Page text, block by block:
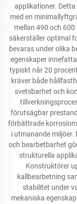
applikationer.
med en
mellan 490 och
säkerställer optimal
bevaras under olika
egenskaper
typiskt når 20
kräver både
svetsbarhet och
förutsägbar
förbättrade
i utmanande
och bearbetbarhet
strukturella
Konstruktörer
kallbearbetning
stabilitet under
mekaniska